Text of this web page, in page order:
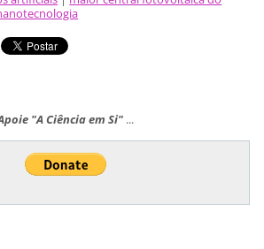
"A Ciência em Si" ...